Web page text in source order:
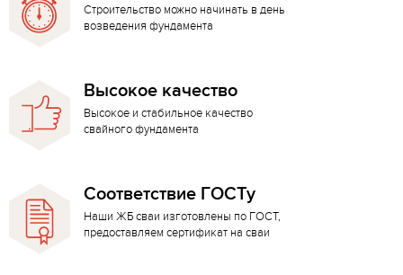
Строительство можно начинать в день
возведения фундамента
Высокое качество
Высокое и стабильное качество
свайного фундамента
Соответствие ГОСТу
Наши ЖБ сваи изготовлены по ГОСТ,
предоставляем сертификат на сваи